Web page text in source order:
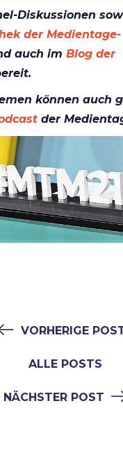
Diskussionen
der Medientage-
auch im Blog der
können auch
der
VORHERIGE
ALLE POSTS
NÄCHSTER POST